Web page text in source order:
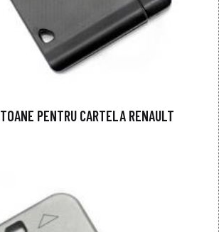
PENTRU CARTELA RENAULT